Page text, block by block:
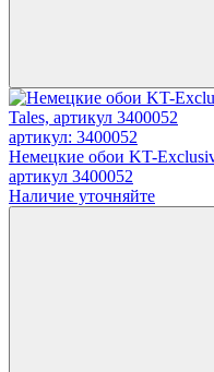
артикул: 3400052
Немецкие обои KT-
артикул 3400052
Наличие уточняйте